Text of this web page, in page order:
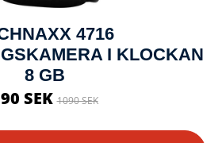
4716
I KLOCKAN
8 GB
SEK1090 SEK